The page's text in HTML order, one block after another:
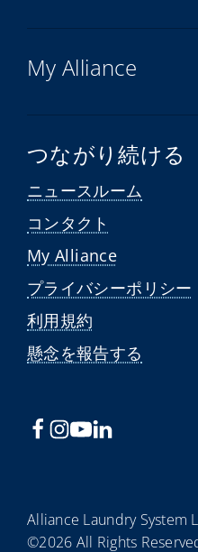
My Alliance
つながり続ける
ニュースルーム
コンタクト
My Alliance
プライバシーポリシー
利用規約
懸念を報告する
Alliance Laundry System
©2026 All Rights